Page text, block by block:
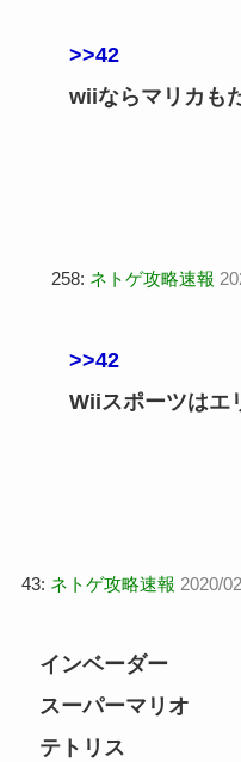
>>42
wiiならマリカも
258: ネトゲ攻略速報
>>42
Wiiスポーツはエ
43: ネトゲ攻略速報 2020/
インベーダー
スーパーマリオ
テトリス